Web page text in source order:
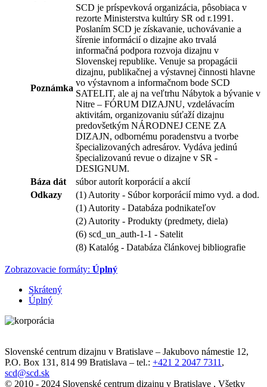
Poznámka
SCD je príspevková organizácia, pôsobiaca v
rezorte Ministerstva kultúry SR od r.1991.
Poslaním SCD je získavanie, uchovávanie a
šírenie informácií o dizajne ako trvalá
informačná podpora rozvoja dizajnu v
Slovenskej republike. Venuje sa propagácii
dizajnu, publikačnej a výstavnej činnosti hlavne
vo výstavnom a informačnom bode SCD
SATELIT, ale aj na veľtrhu Nábytok a bývanie v
Nitre – FÓRUM DIZAJNU, vzdelávacím
aktivitám, organizovaniu súťaží dizajnu
predovšetkým NÁRODNEJ CENE ZA
DIZAJN, odbornému poradenstvu a tvorbe
špecializovaných adresárov. Vydáva jedinú
špecializovanú revue o dizajne v SR -
DESIGNUM.
Báza dát
súbor autorít korporácií a akcií
Odkazy
(1) Autority - Súbor korporácií mimo vyd. a dod.
(1) Autority - Databáza podnikateľov
(2) Autority - Produkty (predmety, diela)
(6) scd_un_auth-1-1 - Satelit
(8) Katalóg - Databáza článkovej bibliografie
Zobrazovacie formáty: Úplný
Skrátený
Úplný
Slovenské centrum dizajnu v Bratislave – Jakubovo námestie 12,
P.O. Box 131, 814 99 Bratislava – tel.: +421 2 2047 7311 ,
scd@scd.sk
© 2010 - 2024 Slovenské centrum dizajnu v Bratislave , Všetky